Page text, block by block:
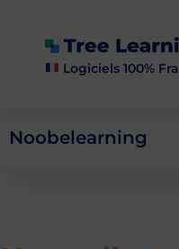
Logiciels 100%
Noobelearning